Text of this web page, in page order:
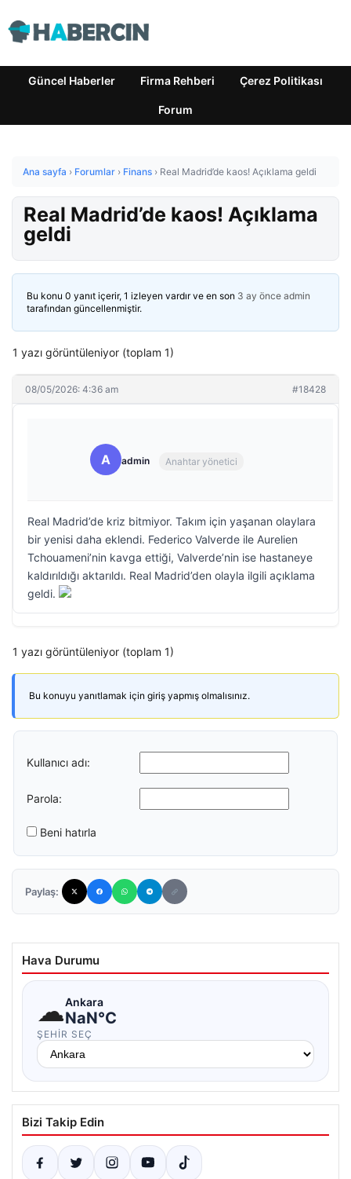
Güncel Haberler Firma Rehberi Çerez Politikası
Forum
Ana sayfa › Forumlar › Finans › Real Madrid’de kaos! Açıklama geldi
Real Madrid’de kaos! Açıklama
geldi
Bu konu 0 yanıt içerir, 1 izleyen vardır ve en son 3 ay önce admin
tarafından güncellenmiştir.
1 yazı görüntüleniyor (toplam 1)
08/05/2026: 4:36 am #18428
A admin Anahtar yönetici
Real Madrid’de kriz bitmiyor. Takım için yaşanan olaylara
bir yenisi daha eklendi. Federico Valverde ile Aurelien
Tchouameni’nin kavga ettiği, Valverde’nin ise hastaneye
kaldırıldığı aktarıldı. Real Madrid’den olayla ilgili açıklama
geldi.
1 yazı görüntüleniyor (toplam 1)
Bu konuyu yanıtlamak için giriş yapmış olmalısınız.
Kullanıcı adı:
Parola:
Beni hatırla
Paylaş:
Hava Durumu
☁Ankara
NaN°C
ŞEHIR SEÇ
Bizi Takip Edin